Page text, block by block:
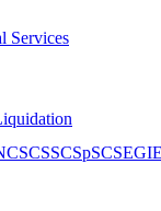
Services
SCSSCSpSCSEGIE